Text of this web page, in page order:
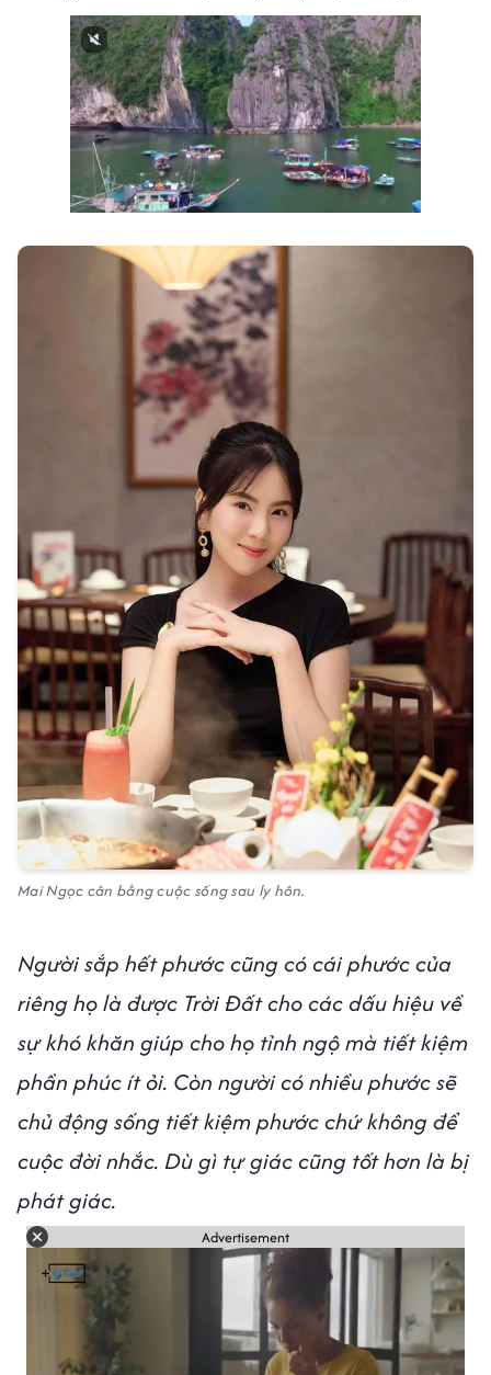
Next video in 3 Cancel
Mai Ngọc cân bằng cuộc sống sau ly hôn.
Người sắp hết phước cũng có cái phước của
riêng họ là được Trời Đất cho các dấu hiệu về
sự khó khăn giúp cho họ tỉnh ngộ mà tiết kiệm
phần phúc ít ỏi. Còn người có nhiều phước sẽ
chủ động sống tiết kiệm phước chứ không để
cuộc đời nhắc. Dù gì tự giác cũng tốt hơn là bị
phát giác.
Advertisement